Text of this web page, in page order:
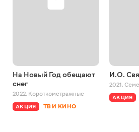
На Новый Год обещают
снег
2022, Короткометражные
АКЦИЯ ТВ И КИНО
И.О.
2021,
АКЦИЯ